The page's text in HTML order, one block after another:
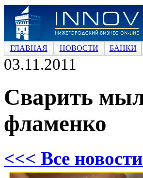
ГЛАВНАЯ НОВОСТИ БАНКИ
03.11.2011
Сварить
фламенко
<<< Все